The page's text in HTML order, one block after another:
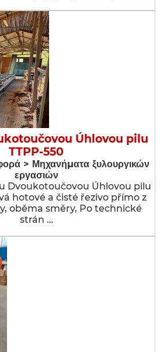
Úhlovou pilu
TTPP-550
> Μηχανήματα ξυλουργικών
εργασιών
Dvoukotoučovou Úhlovou pilu
hotové a čisté řezivo přímo z
oběma směry, Po technické
strán …